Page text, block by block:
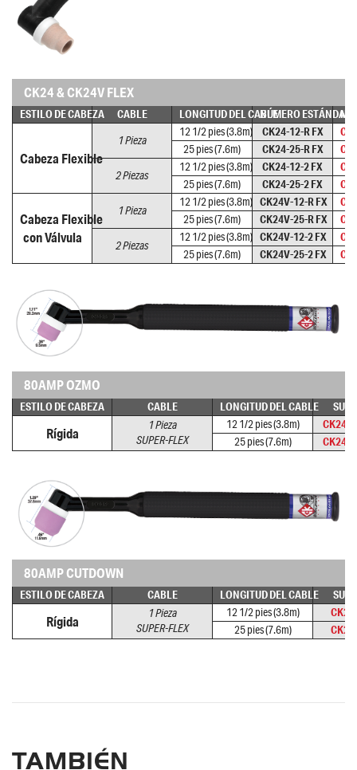
CK24 & CK24V FLEX
ESTILO DE CABEZA CABLE LONGITUD DEL CABLENÚMERO ESTÁNDAR
Cabeza Flexible
1 Pieza
12 1/2 pies (3.8m) CK24-12-R FX
25 pies (7.6m)
CK24-25-R FX
2 Piezas
12 1/2 pies (3.8m) CK24-12-2 FX
25 pies (7.6m)
CK24-25-2 FX
Cabeza Flexible
con Válvula
1 Pieza
12 1/2 pies (3.8m) CK24V-12-R FX
25 pies (7.6m)
CK24V-25-R FX
2 Piezas
12 1/2 pies (3.8m) CK24V-12-2 FX
25 pies (7.6m)
CK24V-25-2 FX
80AMP OZMO
ESTILO DE CABEZA CABLE LONGITUD DEL CABLE
Rígida
1 Pieza
SUPER-FLEX
12 1/2 pies (3.8m)
CK24-
25 pies (7.6m)
CK24-
80AMP CUTDOWN
ESTILO DE CABEZA CABLE LONGITUD DEL CABLE
Rígida
1 Pieza
SUPER-FLEX
12 1/2 pies (3.8m)
25 pies (7.6m)
TAMBIÉN